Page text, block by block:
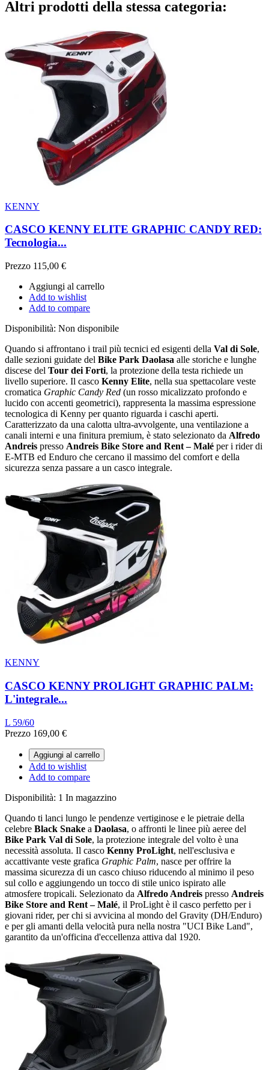
Altri prodotti della stessa categoria:
KENNY
CASCO KENNY ELITE GRAPHIC CANDY RED:
Tecnologia...
Prezzo 115,00 €
Aggiungi al carrello
Add to wishlist
Add to compare
Disponibilità: Non disponibile
Quando si affrontano i trail più tecnici ed esigenti della Val di Sole,
dalle sezioni guidate del Bike Park Daolasa alle storiche e lunghe
discese del Tour dei Forti, la protezione della testa richiede un
livello superiore. Il casco Kenny Elite, nella sua spettacolare veste
cromatica Graphic Candy Red (un rosso micalizzato profondo e
lucido con accenti geometrici), rappresenta la massima espressione
tecnologica di Kenny per quanto riguarda i caschi aperti.
Caratterizzato da una calotta ultra-avvolgente, una ventilazione a
canali interni e una finitura premium, è stato selezionato da Alfredo
Andreis presso Andreis Bike Store and Rent – Malé per i rider di
E-MTB ed Enduro che cercano il massimo del comfort e della
sicurezza senza passare a un casco integrale.
KENNY
CASCO KENNY PROLIGHT GRAPHIC PALM:
L'integrale...
L 59/60
Prezzo 169,00 €
Aggiungi al carrello
Add to wishlist
Add to compare
Disponibilità: 1 In magazzino
Quando ti lanci lungo le pendenze vertiginose e le pietraie della
celebre Black Snake a Daolasa, o affronti le linee più aeree del
Bike Park Val di Sole, la protezione integrale del volto è una
necessità assoluta. Il casco Kenny ProLight, nell'esclusiva e
accattivante veste grafica Graphic Palm, nasce per offrire la
massima sicurezza di un casco chiuso riducendo al minimo il peso
sul collo e aggiungendo un tocco di stile unico ispirato alle
atmosfere tropicali. Selezionato da Alfredo Andreis presso Andreis
Bike Store and Rent – Malé, il ProLight è il casco perfetto per i
giovani rider, per chi si avvicina al mondo del Gravity (DH/Enduro)
e per gli amanti della velocità pura nella nostra "UCI Bike Land",
garantito da un'officina d'eccellenza attiva dal 1920.